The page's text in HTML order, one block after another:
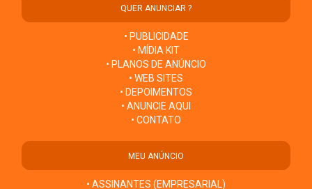
QUER ANUNCIAR ?
• PUBLICIDADE
• MÍDIA KIT
• PLANOS DE ANÚNCIO
• WEB SITES
• DEPOIMENTOS
• ANUNCIE AQUI
• CONTATO
MEU ANÚNCIO
• ASSINANTES (EMPRESARIAL)